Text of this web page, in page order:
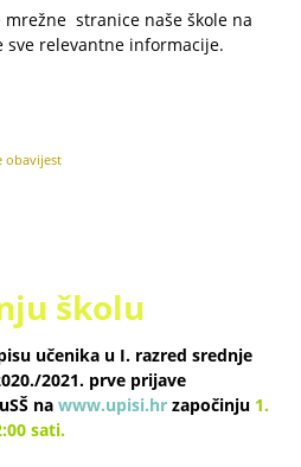
stranice naše škole na
relevantne informacije.
obavijest
školu
učenika u I. razred srednje
2021. prve prijave
nawww.upisi.hr započinju 1.
sati.